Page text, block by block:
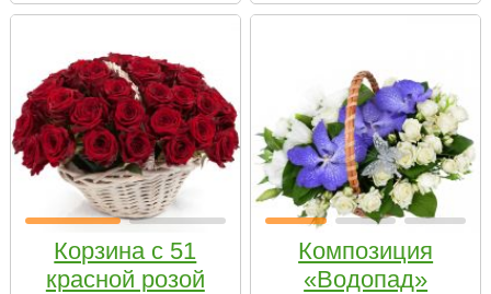
Корзина с 51
красной розой
Композиция
«Водопад»